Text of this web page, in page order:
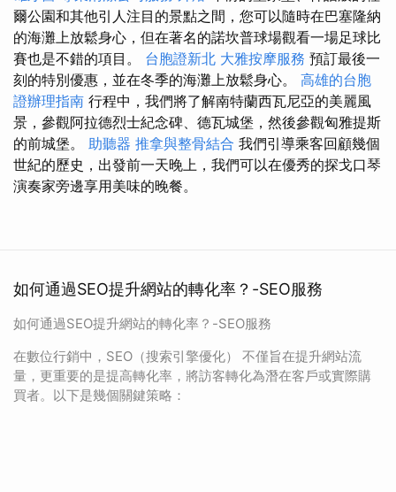
爾公園和其他引人注目的景點之間，您可以隨時在巴塞隆納
的海灘上放鬆身心，但在著名的諾坎普球場觀看一場足球比
賽也是不錯的項目。 台胞證新北 大雅按摩服務 預訂最後一
刻的特別優惠，並在冬季的海灘上放鬆身心。 高雄的台胞
證辦理指南 行程中，我們將了解南特蘭西瓦尼亞的美麗風
景，參觀阿拉德烈士紀念碑、德瓦城堡，然後參觀匈雅提斯
的前城堡。 助聽器 推拿與整骨結合 我們引導乘客回顧幾個
世紀的歷史，出發前一天晚上，我們可以在優秀的探戈口琴
演奏家旁邊享用美味的晚餐。
如何通過SEO提升網站的轉化率？-SEO服務
如何通過SEO提升網站的轉化率？-SEO服務
在數位行銷中，SEO（搜索引擎優化） 不僅旨在提升網站流
量，更重要的是提高轉化率，將訪客轉化為潛在客戶或實際購
買者。以下是幾個關鍵策略：